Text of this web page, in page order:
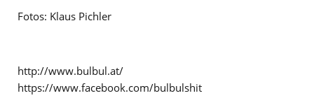
Fotos: Klaus Pichler
http://www.bulbul.at/
https://www.facebook.com/bulbulshit